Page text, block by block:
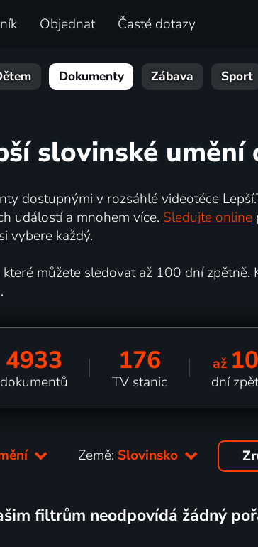
Objednat Časté dotazy
Dokumenty Zábava Sport
slovinské umění
dostupnými v rozsáhlé videotéce
událostí a mnohem více. Sledujte online
vybere každý.
můžete sledovat až 100 dní
4933
dokumentů
176
TV stanic
až
dní
Země: Slovinsko
filtrům neodpovídá žádný